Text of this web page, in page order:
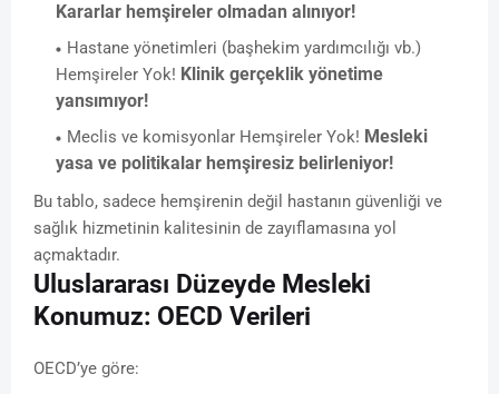
Kararlar hemşireler olmadan alınıyor!
Hastane yönetimleri (başhekim yardımcılığı vb.)
Hemşireler Yok! Klinik gerçeklik yönetime
yansımıyor!
Meclis ve komisyonlar Hemşireler Yok! Mesleki
yasa ve politikalar hemşiresiz belirleniyor!
Bu tablo, sadece hemşirenin değil hastanın güvenliği ve
sağlık hizmetinin kalitesinin de zayıflamasına yol
açmaktadır.
Uluslararası Düzeyde Mesleki
Konumuz: OECD Verileri
OECD’ye göre: